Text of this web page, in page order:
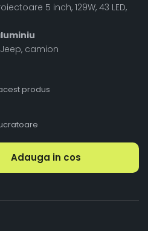
5 inch, 129W, 43 LED,
Jeep, camion
produs
Adauga in cos